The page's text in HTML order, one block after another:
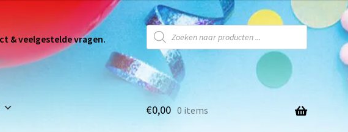
& veelgestelde vragen.
€0,00 0 items